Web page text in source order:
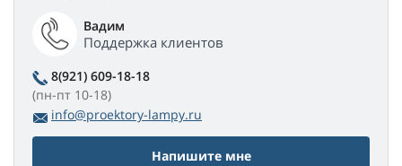
Вадим
Поддержка клиентов
8(921) 609-18-18
(пн-пт 10-18)
info@proektory-lampy.ru
Напишите мне